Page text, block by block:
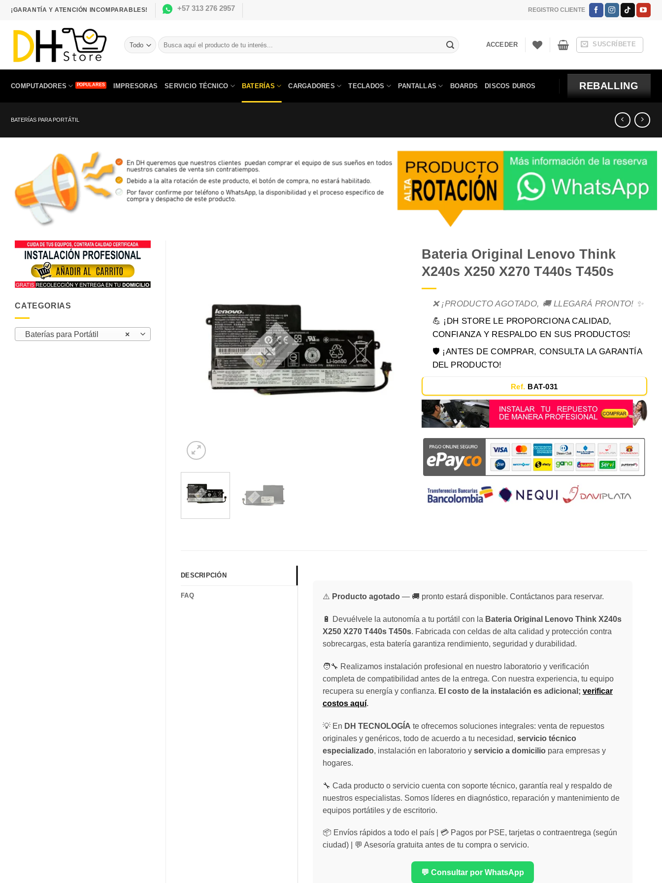
Saltar
contenido
¡GARANTÍA Y ATENCIÓN INCOMPARABLES! +57 313 276 2957 REGISTRO CLIENTE
Buscar
por:
ACCEDER SUSCRÍBETE
COMPUTADORES IMPRESORAS SERVICIO TÉCNICO BATERÍAS CARGADORES TECLADOS PANTALLAS BOARDS DISCOS DUROS REBALLING
BATERÍAS PARA PORTÁTIL
CATEGORIAS
×
Baterías para Portátil
Bateria Original Lenovo Think
X240s X250 X270 T440s T450s
❌ ¡PRODUCTO AGOTADO, 🚚 LLEGARÁ PRONTO! ✨
💪 ¡DH STORE LE PROPORCIONA CALIDAD,
CONFIANZA Y RESPALDO EN SUS PRODUCTOS!
🛡️ ¡ANTES DE COMPRAR, CONSULTA LA GARANTÍA
DEL PRODUCTO!
Ref. BAT-031
DESCRIPCIÓN
FAQ ⚠️ Producto agotado— 🚚 pronto estará disponible. Contáctanos para reservar.
🔋 Devuélvele la autonomía a tu portátil con la Bateria Original Lenovo Think X240s
X250 X270 T440s T450s. Fabricada con celdas de alta calidad y protección contra
sobrecargas, esta batería garantiza rendimiento, seguridad y durabilidad.
🧑‍🔧 Realizamos instalación profesional en nuestro laboratorio y verificación
completa de compatibilidad antes de la entrega. Con nuestra experiencia, tu equipo
recupera su energía y confianza. El costo de la instalación es adicional; verificar
costos aquí.
💡 En DH TECNOLOGÍA te ofrecemos soluciones integrales: venta de repuestos
originales y genéricos, todo de acuerdo a tu necesidad, servicio técnico
especializado, instalación en laboratorio y servicio a domiciliopara empresas y
hogares.
🔧 Cada producto o servicio cuenta con soporte técnico, garantía real y respaldo de
nuestros especialistas. Somos líderes en diagnóstico, reparación y mantenimiento de
equipos portátiles y de escritorio.
📦 Envíos rápidos a todo el país | 💳 Pagos por PSE, tarjetas o contraentrega (según
ciudad) | 💬 Asesoría gratuita antes de tu compra o servicio.
💬 Consultar por WhatsApp